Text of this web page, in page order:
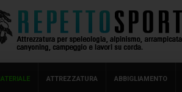
ATTREZZATURA ABBIGLIAMENTO